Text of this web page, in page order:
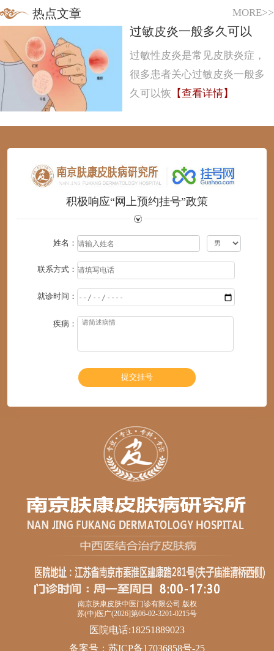
热点文章 MORE>>
过敏皮炎一般多久可以
过敏性皮炎是常见皮肤炎症，
很多患者关心过敏皮炎一般多
久可以恢 【查看详情】
123456
积极响应“网上预约挂号”政策
姓名：
联系方式：
就诊时间：
疾病：
南京肤康皮肤中医门诊有限公司 版权
苏(中)医广(2026]第06-02-3201-0215号
医院电话:18251889023
备案号： 苏ICP备17036858号-25